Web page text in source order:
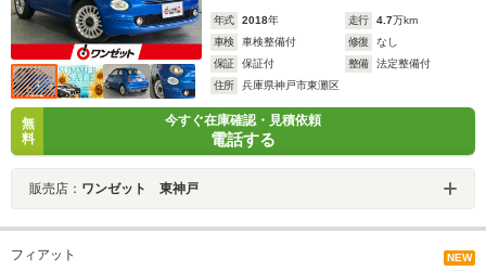
年式 2018年 走行 4.7万km
車検
車検整備付 修復
なし
保証
保証付 整備
法定整備付
住所
兵庫県神戸市東灘区
無
料
今すぐ在庫確認・見積依頼
電話する
販売店： ワンゼット 東神戸
フィアット NEW